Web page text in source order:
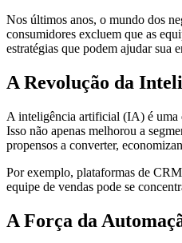
Prospecção
de
Clientes:
O
Futuro,
Inovações
e
Nos últimos anos, o mundo dos
consumidores excluem que as
estratégias que podem ajudar sua
A Revolução da
A inteligência artificial (IA) é uma
Isso não apenas melhorou a
propensos a converter,
Por exemplo, plataformas de
equipe de vendas pode se
A Força da